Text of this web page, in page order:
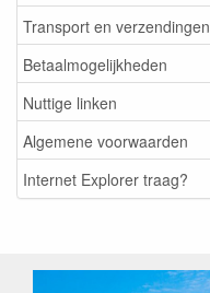
Transport en verzendingen
Betaalmogelijkheden
Nuttige linken
Algemene voorwaarden
Internet Explorer traag?